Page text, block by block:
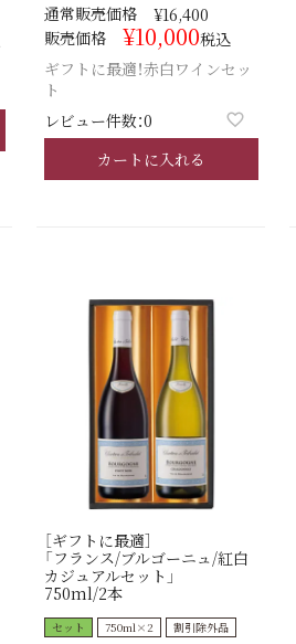
通常販売価格 ¥16,400
販売価格
¥10,000税込
ギフトに最適！赤白ワインセッ
ト
レビュー件数：0
カートに入れる
［ギフトに最適］
「フランス/ブルゴーニュ/紅白
カジュアルセット」
750ml/2本
セット 750ml×2
割引除外品